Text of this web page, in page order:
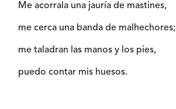
Me acorrala una jauría de mastines,
me cerca una banda de malhechores;
me taladran las manos y los pies,
puedo contar mis huesos.